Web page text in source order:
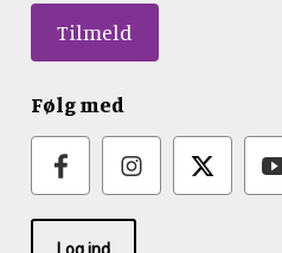
Følg med
Log ind